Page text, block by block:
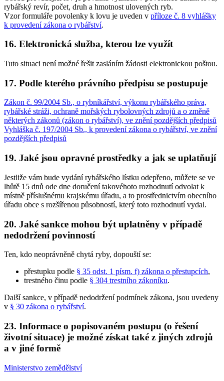
rybářský revír, počet, druh a hmotnost ulovených ryb.
Vzor formuláře povolenky k lovu je uveden v příloze č. 8 vyhlášky
k provedení zákona o rybářství.
16. Elektronická služba, kterou lze využít
Tuto situaci není možné řešit zasláním žádosti elektronickou poštou.
17. Podle kterého právního předpisu se postupuje
Zákon č. 99/2004 Sb., o rybníkářství, výkonu rybářského práva,
rybářské stráži, ochraně mořských rybolovných zdrojů a o změně
některých zákonů (zákon o rybářství), ve znění pozdějších předpisů
Vyhláška č. 197/2004 Sb., k provedení zákona o rybářství, ve znění
pozdějších předpisů
19. Jaké jsou opravné prostředky a jak se uplatňují
Jestliže vám bude vydání rybářského lístku odepřeno, můžete se ve
lhůtě 15 dnů ode dne doručení takovéhoto rozhodnutí odvolat k
místně příslušnému krajskému úřadu, a to prostřednictvím obecního
úřadu obce s rozšířenou působností, který toto rozhodnutí vydal.
20. Jaké sankce mohou být uplatněny v případě
nedodržení povinností
Ten, kdo neoprávněně chytá ryby, dopouští se:
přestupku podle § 35 odst. 1 písm. f) zákona o přestupcích,
trestného činu podle § 304 trestního zákoníku.
Další sankce, v případě nedodržení podmínek zákona, jsou uvedeny
v § 30 zákona o rybářství.
23. Informace o popisovaném postupu (o řešení
životní situace) je možné získat také z jiných zdrojů
a v jiné formě
Ministerstvo zemědělství